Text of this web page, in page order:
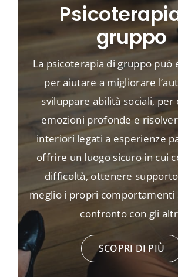
gruppo
La psicoterapia di gruppo può
per aiutare a migliorare
sviluppare abilità sociali, per
emozioni profonde e
interiori legati a esperienze
offrire un luogo sicuro in cui
difficoltà, ottenere
meglio i propri comportamenti
confronto con gli
SCOPRI DI PIÙ